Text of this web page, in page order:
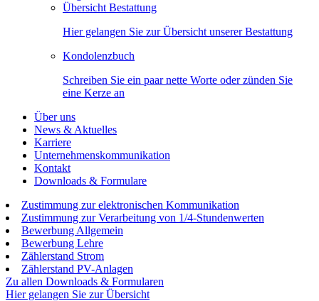
Übersicht Bestattung
Hier gelangen Sie zur Übersicht unserer Bestattung
Kondolenzbuch
Schreiben Sie ein paar nette Worte oder zünden Sie
eine Kerze an
Über uns
News & Aktuelles
Karriere
Unternehmenskommunikation
Kontakt
Downloads & Formulare
Zustimmung zur elektronischen Kommunikation
Zustimmung zur Verarbeitung von 1/4-Stundenwerten
Bewerbung Allgemein
Bewerbung Lehre
Zählerstand Strom
Zählerstand PV-Anlagen
Zu allen Downloads & Formularen
Hier gelangen Sie zur Übersicht